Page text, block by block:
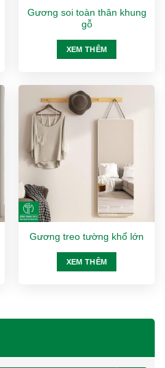
Gương soi toàn thân khung
gỗ
XEM THÊM
Gương treo tường khổ lớn
XEM THÊM